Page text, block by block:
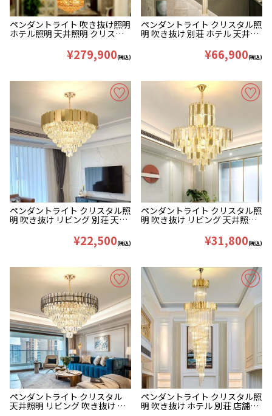
ペンダントライト 吹き抜け照明
ホテル照明 天井照明 クリスタ
D120/150/180cm¥279,900(税込)
ペンダントライト クリスタル照
明 吹き抜け 別荘 ホテル 天井照
¥66,900(税込)
ペンダントライト クリスタル照
明 吹き抜け リビング 別荘 天井
¥22,500(税込)
ペンダントライト クリスタル照
明 吹き抜け リビング 天井照明
¥31,800(税込)
ペンダントライト クリスタル
天井照明 リビング 吹き抜け 店
ペンダントライト クリスタル照
明 吹き抜け ホテル 別荘 店舗照